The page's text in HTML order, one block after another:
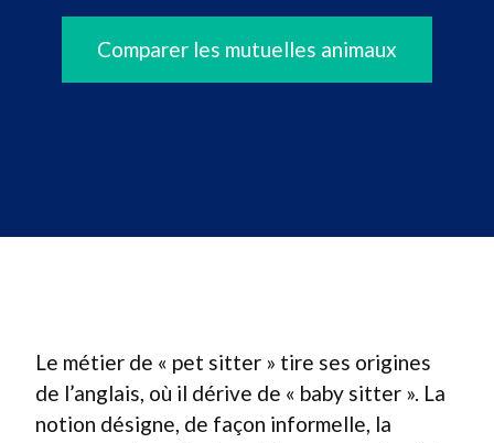
Comparer les mutuelles animaux
Le métier de « pet sitter » tire ses origines
de l’anglais, où il dérive de « baby sitter ». La
notion désigne, de façon informelle, la